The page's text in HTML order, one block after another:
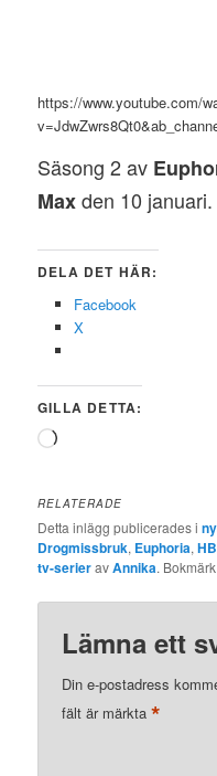
https://www.youtube.com/
Säsong 2 av
Maxden 10 januari.
DELA DET HÄR:
Facebook
X
GILLA DETTA:
Laddar
RELATERADE
Detta inlägg publicerades i
Drogmissbruk, Euphoria,
tv-serieravAnnika.
Lämna ett
Din e-postadress
fält är märkta*